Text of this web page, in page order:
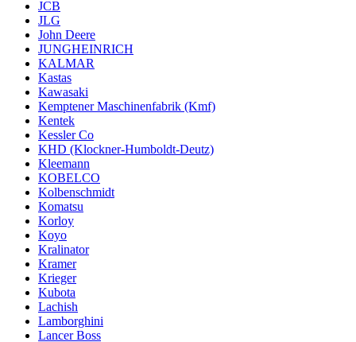
JCB
JLG
John Deere
JUNGHEINRICH
KALMAR
Kastas
Kawasaki
Kemptener Maschinenfabrik (Kmf)
Kentek
Kessler Co
KHD (Klockner-Humboldt-Deutz)
Kleemann
KOBELCO
Kolbenschmidt
Komatsu
Korloy
Koyo
Kralinator
Kramer
Krieger
Kubota
Lachish
Lamborghini
Lancer Boss